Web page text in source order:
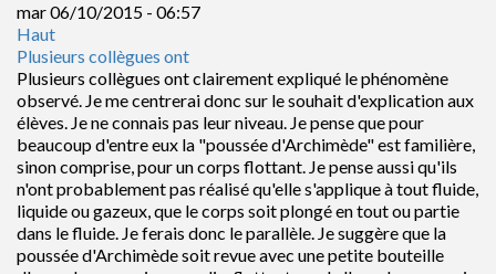
mar 06/10/2015 - 06:57
Haut
Plusieurs collègues ont
Plusieurs collègues ont clairement expliqué le phénomène
observé. Je me centrerai donc sur le souhait d'explication aux
élèves. Je ne connais pas leur niveau. Je pense que pour
beaucoup d'entre eux la "poussée d'Archimède" est familière,
sinon comprise, pour un corps flottant. Je pense aussi qu'ils
n'ont probablement pas réalisé qu'elle s'applique à tout fluide,
liquide ou gazeux, que le corps soit plongé en tout ou partie
dans le fluide. Je ferais donc le parallèle. Je suggère que la
poussée d'Archimède soit revue avec une petite bouteille